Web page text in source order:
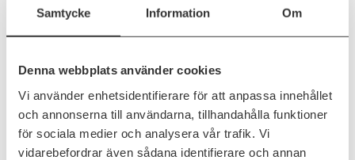
Samtycke Information Om
Denna webbplats använder cookies
Vi använder enhetsidentifierare för att anpassa innehållet
och annonserna till användarna, tillhandahålla funktioner
för sociala medier och analysera vår trafik. Vi
vidarebefordrar även sådana identifierare och annan
besöksdrivande bloggposter. På detta sätt kan du
behöva kompromissa med någotdera.
Vad du gör du sen med
besökarna som bloggen driver?